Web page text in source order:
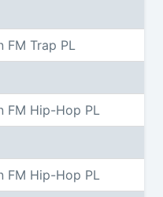
FM Trap PL
FM Hip-Hop PL
FM Hip-Hop PL